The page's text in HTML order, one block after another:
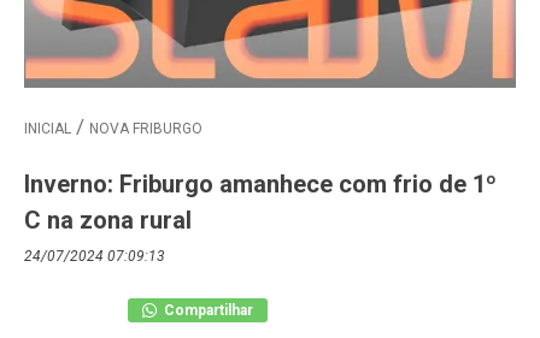
INICIAL NOVA FRIBURGO
Inverno: Friburgo amanhece com frio de 1º
C na zona rural
24/07/2024 07:09:13
Compartilhar